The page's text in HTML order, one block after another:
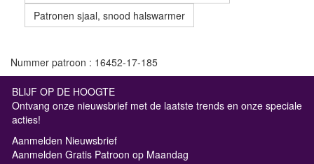
Patronen sjaal, snood halswarmer
Nummer patroon : 16452-17-185
BLIJF OP DE HOOGTE
Ontvang onze nieuwsbrief met de laatste trends en onze speciale
acties!
Aanmelden Nieuwsbrief
Aanmelden Gratis Patroon op Maandag